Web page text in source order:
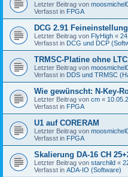
Letzter Beitrag von
Verfasst in FPGA
DCG 2.91
Letzter Beitrag von FlyHigh «
Verfasst in DCG und DCP
TRMSC-Platine ohne
Letzter Beitrag von
Verfasst in DDS und TRMSC
Wie gewünscht: N-Key-
Letzter Beitrag von cm «
Verfasst in FPGA
U1 auf CORERAM
Letzter Beitrag von
Verfasst in FPGA
Skalierung DA-16 CH
Letzter Beitrag von starchild «
Verfasst in ADA-IO (Software)